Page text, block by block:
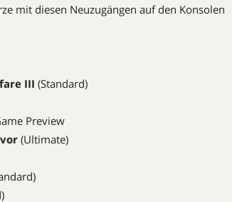
mit diesen Neuzugängen auf den Konsolen
III (Standard)
Preview
(Ultimate)